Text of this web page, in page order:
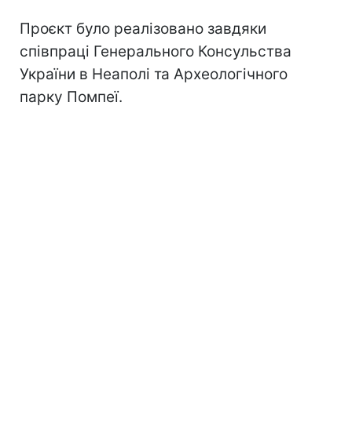
Проєкт було реалізовано завдяки
співпраці Генерального Консульства
України в Неаполі та Археологічного
парку Помпеї.